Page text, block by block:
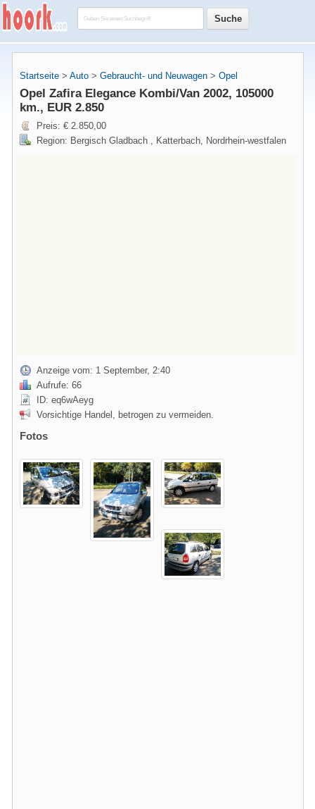
Startseite > Auto > Gebraucht- und Neuwagen > Opel
Opel Zafira Elegance Kombi/Van 2002, 105000
km., EUR 2.850
Preis: € 2.850,00
Region: Bergisch Gladbach , Katterbach, Nordrhein-westfalen
Anzeige vom: 1 September, 2:40
Aufrufe: 66
ID: eq6wAeyg
Vorsichtige Handel, betrogen zu vermeiden.
Fotos